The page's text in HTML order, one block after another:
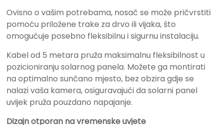
Ovisno o vašim potrebama, nosač se može pričvrstiti
pomoću priložene trake za drvo ili vijaka, što
omogućuje posebno fleksibilnu i sigurnu instalaciju.
Kabel od 5 metara pruža maksimalnu fleksibilnost u
pozicioniranju solarnog panela. Možete ga montirati
na optimalno sunčano mjesto, bez obzira gdje se
nalazi vaša kamera, osiguravajući da solarni panel
uvijek pruža pouzdano napajanje.
Dizajn otporan na vremenske uvjete